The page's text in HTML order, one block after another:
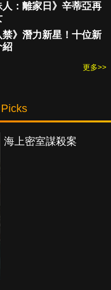
：離家日》辛蒂亞再
禁》潛力新星！十位新
紹
更多>>
海上密室謀殺案